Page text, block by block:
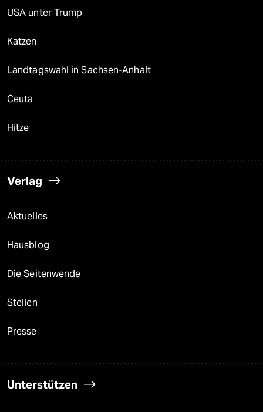
USA unter Trump
Katzen
Landtagswahl in Sachsen-Anhalt
Ceuta
Hitze
Verlag
Aktuelles
Hausblog
Die Seitenwende
Stellen
Presse
Unterstützen